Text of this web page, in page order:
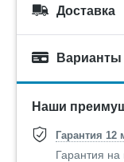
Доставка
Наши
Гарантия 12
Гарантия